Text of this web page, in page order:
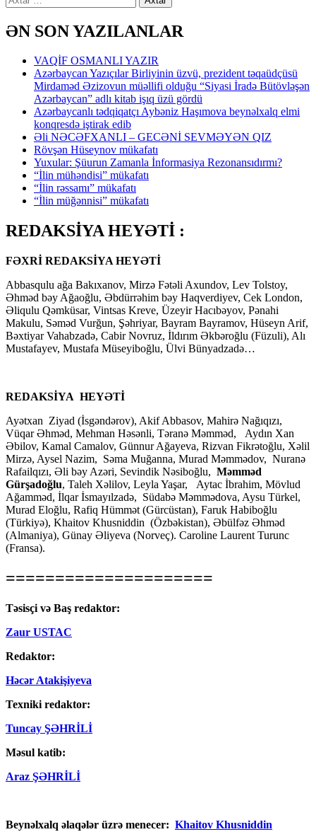
ƏN SON YAZILANLAR
VAQİF OSMANLI YAZIR
Azərbaycan Yazıçılar Birliyinin üzvü, prezident təqaüdçüsü
Mirdaməd Əzizovun müəllifi olduğu “Siyasi İradə Bütövləşən
Azərbaycan” adlı kitab işıq üzü gördü
Azərbaycanlı tədqiqatçı Aybəniz Haşımova beynəlxalq elmi
konqresdə iştirak edib
Əli NƏCƏFXANLI – GECƏNİ SEVMƏYƏN QIZ
Rövşən Hüseynov mükafatı
Yuxular: Şüurun Zamanla İnformasiya Rezonansıdırmı?
“İlin mühəndisi” mükafatı
“İlin rəssamı” mükafatı
“İlin müğənnisi” mükafatı
REDAKSİYA HEYƏTİ :
FƏXRİ REDAKSİYA HEYƏTİ
Abbasqulu ağa Bakıxanov, Mirzə Fətəli Axundov, Lev Tolstoy,
Əhməd bəy Ağaoğlu, Əbdürrəhim bəy Haqverdiyev, Cek London,
Əliqulu Qəmküsar, Vintsas Kreve, Üzeyir Hacıbəyov, Pənahi
Makulu, Səməd Vurğun, Şəhriyar, Bayram Bayramov, Hüseyn Arif,
Bəxtiyar Vahabzadə, Cabir Novruz, İldırım Əkbəroğlu (Füzuli), Alı
Mustafayev, Mustafa Müseyiboğlu, Ülvi Bünyadzadə…
REDAKSİYA HEYƏTİ
Ayətxan Ziyad (İsgəndərov), Akif Abbasov, Mahirə Nağıqızı,
Vüqar Əhməd, Mehman Həsənli, Təranə Məmməd, Aydın Xan
Əbilov, Kamal Camalov, Günnur Ağayeva, Rizvan Fikrətoğlu, Xəlil
Mirzə, Aysel Nazim, Səma Muğanna, Murad Məmmədov, Nuranə
Rafailqızı, Əli bəy Azəri, Sevindik Nəsiboğlu, Məmməd
Gürşadoğlu, Taleh Xəlilov, Leyla Yaşar, Aytac İbrahim, Mövlud
Ağamməd, İlqar İsmayılzadə, Südabə Məmmədova, Aysu Türkel,
Murad Eloğlu, Rafiq Hümmət (Gürcüstan), Faruk Habiboğlu
(Türkiyə), Khaitov Khusniddin (Özbəkistan), Əbülfəz Əhməd
(Almaniya), Günay Əliyeva (Norveç). Caroline Laurent Turunc
(Fransa).
=====================
Təsisçi və Baş redaktor:
Zaur USTAC
Redaktor:
Həcər Atakişiyeva
Texniki redaktor:
Tuncay ŞƏHRİLİ
Məsul katib:
Araz ŞƏHRİLİ
Beynəlxalq əlaqələr üzrə menecer: Khaitov Khusniddin